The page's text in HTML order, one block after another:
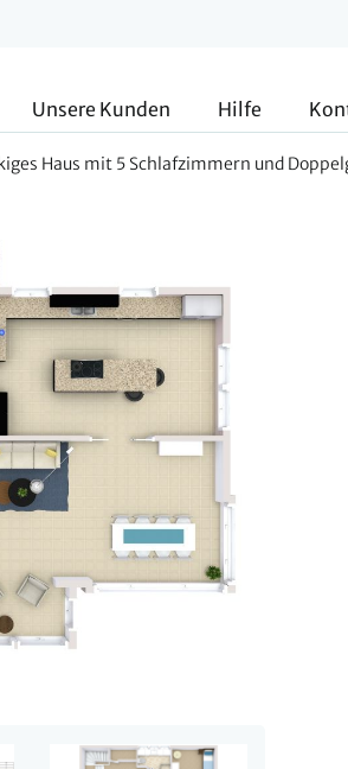
Unsere Kunden Hilfe
Haus mit 5 Schlafzimmern und